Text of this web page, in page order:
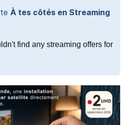
À tes côtés en Streaming